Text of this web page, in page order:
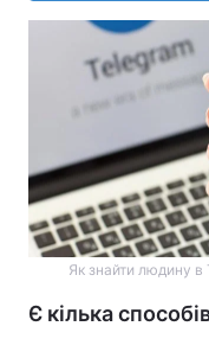
Як знайти людину в
Є кілька